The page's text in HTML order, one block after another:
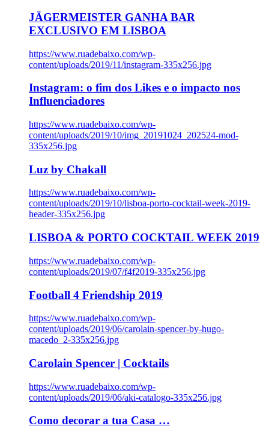
JÄGERMEISTER GANHA BAR
EXCLUSIVO EM LISBOA
https://www.ruadebaixo.com/wp-
content/uploads/2019/11/instagram-335x256.jpg
Instagram: o fim dos Likes e o impacto nos
Influenciadores
https://www.ruadebaixo.com/wp-
content/uploads/2019/10/img_20191024_202524-mod-
335x256.jpg
Luz by Chakall
https://www.ruadebaixo.com/wp-
content/uploads/2019/10/lisboa-porto-cocktail-week-2019-
header-335x256.jpg
LISBOA & PORTO COCKTAIL WEEK 2019
https://www.ruadebaixo.com/wp-
content/uploads/2019/07/f4f2019-335x256.jpg
Football 4 Friendship 2019
https://www.ruadebaixo.com/wp-
content/uploads/2019/06/carolain-spencer-by-hugo-
macedo_2-335x256.jpg
Carolain Spencer | Cocktails
https://www.ruadebaixo.com/wp-
content/uploads/2019/06/aki-catalogo-335x256.jpg
Como decorar a tua Casa …